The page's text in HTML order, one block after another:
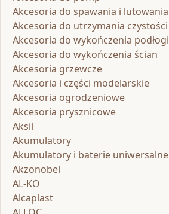
Akcesoria do spawania i lutowania
Akcesoria do utrzymania czystości
Akcesoria do wykończenia podłogi
Akcesoria do wykończenia ścian
Akcesoria grzewcze
Akcesoria i części modelarskie
Akcesoria ogrodzeniowe
Akcesoria prysznicowe
Aksil
Akumulatory
Akumulatory i baterie uniwersalne
Akzonobel
AL-KO
Alcaplast